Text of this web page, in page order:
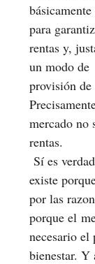
para
rentas y,
un modo de
provisión de
mercado no
rentas.
Sí es
existe
por las
porque el
necesario
bienestar. Y